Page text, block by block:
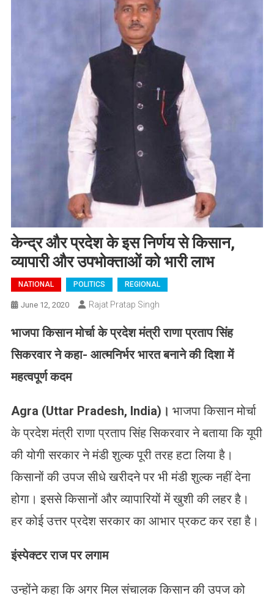
केन्द्र और प्रदेश के इस निर्णय से किसान,
व्यापारी और उपभोक्ताओं को भारी लाभ
NATIONAL POLITICS REGIONAL
June 12, 2020 Rajat Pratap Singh
भाजपा किसान मोर्चा के प्रदेश मंत्री राणा प्रताप सिंह
सिकरवार ने कहा- आत्मनिर्भर भारत बनाने की दिशा में
महत्वपूर्ण कदम
Agra (Uttar Pradesh, India) । भाजपा किसान मोर्चा
के प्रदेश मंत्री राणा प्रताप सिंह सिकरवार ने बताया कि यूपी
की योगी सरकार ने मंडी शुल्क पूरी तरह हटा लिया है।
किसानों की उपज सीधे खरीदने पर भी मंडी शुल्क नहीं देना
होगा। इससे किसानों और व्यापारियों में खुशी की लहर है।
हर कोई उत्तर प्रदेश सरकार का आभार प्रकट कर रहा है।
इंस्पेक्टर राज पर लगाम
उन्होंने कहा कि अगर मिल संचालक किसान की उपज को